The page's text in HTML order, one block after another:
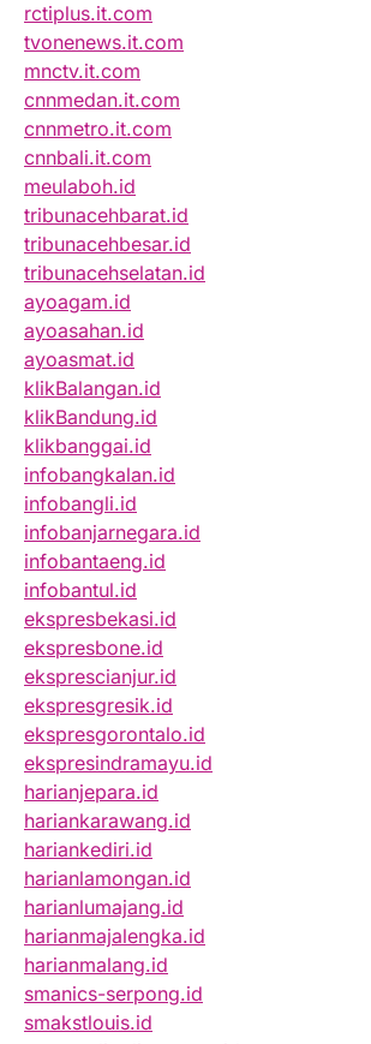
rctiplus.it.com
tvonenews.it.com
mnctv.it.com
cnnmedan.it.com
cnnmetro.it.com
cnnbali.it.com
meulaboh.id
tribunacehbarat.id
tribunacehbesar.id
tribunacehselatan.id
ayoagam.id
ayoasahan.id
ayoasmat.id
klikBalangan.id
klikBandung.id
klikbanggai.id
infobangkalan.id
infobangli.id
infobanjarnegara.id
infobantaeng.id
infobantul.id
ekspresbekasi.id
ekspresbone.id
eksprescianjur.id
ekspresgresik.id
ekspresgorontalo.id
ekspresindramayu.id
harianjepara.id
hariankarawang.id
hariankediri.id
harianlamongan.id
harianlumajang.id
harianmajalengka.id
harianmalang.id
smanics-serpong.id
smakstlouis.id